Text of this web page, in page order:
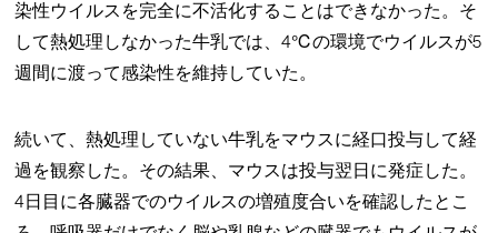
染性ウイルスを完全に不活化することはできなかった。そ
して熱処理しなかった牛乳では、4℃の環境でウイルスが5
週間に渡って感染性を維持していた。
続いて、熱処理していない牛乳をマウスに経口投与して経
過を観察した。その結果、マウスは投与翌日に発症した。
4日目に各臓器でのウイルスの増殖度合いを確認したとこ